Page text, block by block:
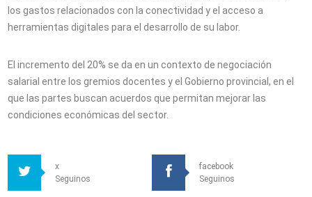
los gastos relacionados con la conectividad y el acceso a
herramientas digitales para el desarrollo de su labor.
El incremento del 20% se da en un contexto de negociación
salarial entre los gremios docentes y el Gobierno provincial, en el
que las partes buscan acuerdos que permitan mejorar las
condiciones económicas del sector.
x
Seguinos
facebook
Seguinos